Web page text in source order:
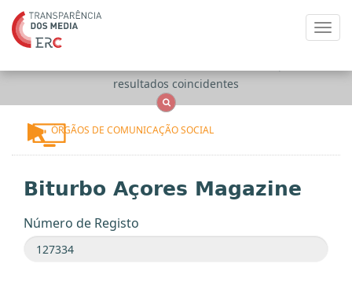
resultados coincidentes
ÓRGÃOS DE COMUNICAÇÃO SOCIAL
Biturbo Açores Magazine
Número de Registo